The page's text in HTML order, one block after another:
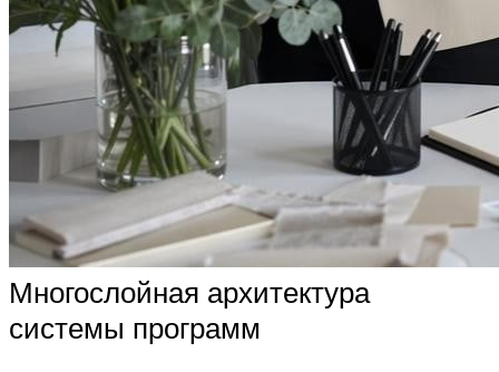
Многослойная архитектура
системы программ